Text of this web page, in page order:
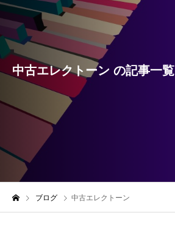
中古エレクトーン の記事一覧
ブログ 中古エレクトーン